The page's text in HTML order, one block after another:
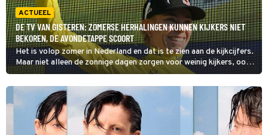
ACTUEEL
DE TV VAN GISTEREN: ZOMERSE HERHALINGEN KUNNEN KIJKERS NIET
BEKOREN, DE AVONDETAPPE SCOORT
Het is volop zomer in Nederland en dat is te zien aan de kijkcijfers.
Maar niet alleen de zonnige dagen zorgen voor weinig kijkers, ook
de programmering laat te wensen over. Gelukkig zijn er altijd nog
onze Nederlandse sporthelden.